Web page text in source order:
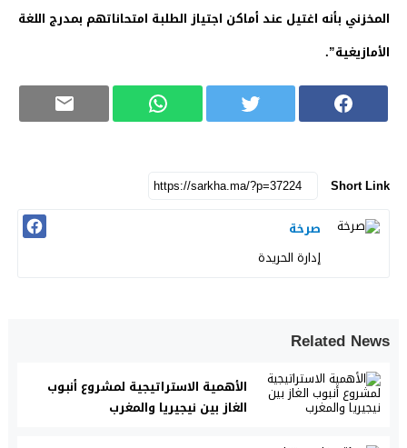
المخزني بأنه اغتيل عند أماكن اجتياز الطلبة امتحاناتهم بمدرج اللغة
الأمازيغية”.
Short Link
صرخة
إدارة الحريدة
Related News
الأهمية الاستراتيجية لمشروع أنبوب
الغاز بين نيجيريا والمغرب